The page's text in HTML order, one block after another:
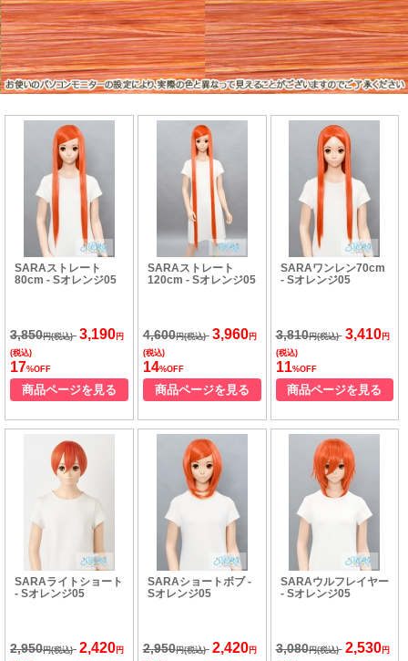
SARAストレート
80cm - Sオレンジ05
3,850円(税込) 3,190 円
(税込)
17%OFF
商品ページを見る
SARAストレート
120cm - Sオレンジ05
4,600円(税込) 3,960円
(税込)
14%OFF
商品ページを見る
SARAワンレン70cm
- Sオレンジ05
3,810円(税込) 3,410円
(税込)
11%OFF
商品ページを見る
SARAライトショート
- Sオレンジ05
2,950円(税込) 2,420 円
SARAショートボブ -
Sオレンジ05
2,950円(税込) 2,420円
SARAウルフレイヤー
- Sオレンジ05
3,080円(税込) 2,530円